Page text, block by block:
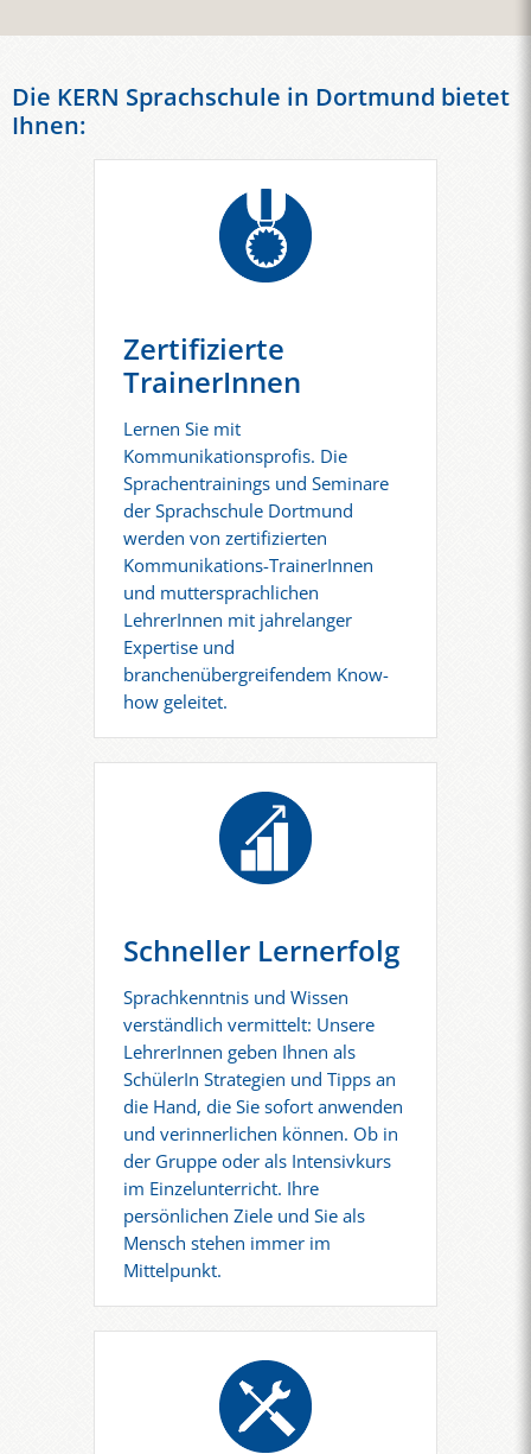
Die KERN Sprachschule in Dortmund bietet
Ihnen:
Zertifizierte
TrainerInnen
Lernen Sie mit
Kommunikationsprofis. Die
Sprachentrainings und Seminare
der Sprachschule Dortmund
werden von zertifizierten
Kommunikations-TrainerInnen
und muttersprachlichen
LehrerInnen mit jahrelanger
Expertise und
branchenübergreifendem Know-
how geleitet.
Schneller Lernerfolg
Sprachkenntnis und Wissen
verständlich vermittelt: Unsere
LehrerInnen geben Ihnen als
SchülerIn Strategien und Tipps an
die Hand, die Sie sofort anwenden
und verinnerlichen können. Ob in
der Gruppe oder als Intensivkurs
im Einzelunterricht. Ihre
persönlichen Ziele und Sie als
Mensch stehen immer im
Mittelpunkt.